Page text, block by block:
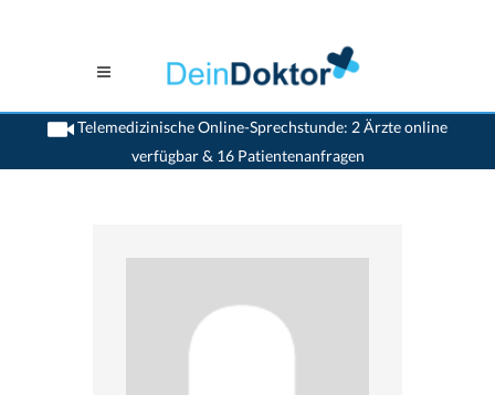
Telemedizinische Online-Sprechstunde: 2 Ärzte online
verfügbar & 16 Patientenanfragen
>Chirurgen>St. Gallen>Dr. Martin Gilg>Sprechstunde mit Dr. Martin Gilg